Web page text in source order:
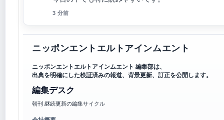
3 分前
ニッポンエントエルトアインムエント
ニッポンエントエルトアインムエント 編集部は、
出典を明確にした検証済みの報道、背景更新、訂正を公開します。
編集デスク
朝刊 継続更新の編集サイクル